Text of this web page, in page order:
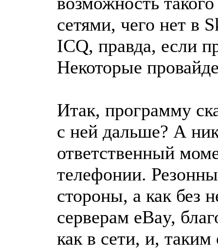
сетями, чего нет в
ICQ, правда, если
Некоторые
Итак, программу
с ней дальше? А
ответственный
телефонии.
стороны, а как без
серверам eBay,
как в сети, и,